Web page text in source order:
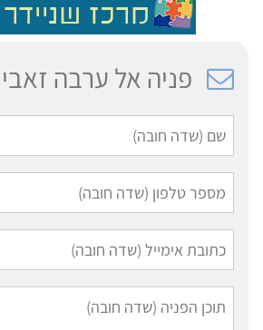
פניה אל ערבה זאבי